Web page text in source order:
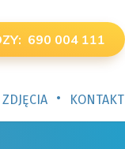
690 004 111
ZDJĘCIA • KONTAKT